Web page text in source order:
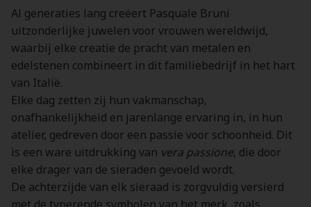
Al generaties lang creëert Pasquale Bruni
uitzonderlijke juwelen voor vrouwen wereldwijd,
waarbij elke creatie de pracht van metalen en
edelstenen combineert in dit familiebedrijf in het hart
van Italië.
Elke dag zetten zij hun vakmanschap,
onafhankelijkheid en jarenlange ervaring in, in hun
atelier, gedreven door een passie voor schoonheid. Dit
is een ware uitdrukking van vera passione, die door
elke drager van de sieraden gevoeld wordt.
De achterzijde van elk sieraad is zorgvuldig versierd